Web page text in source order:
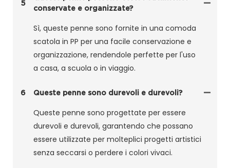
5
conservate e organizzate?
Sì, queste penne sono fornite in una comoda
scatola in PP per una facile conservazione e
organizzazione, rendendole perfette per l'uso
a casa, a scuola o in viaggio.
6 Queste penne sono durevoli e durevoli?
Queste penne sono progettate per essere
durevoli e durevoli, garantendo che possano
essere utilizzate per molteplici progetti artistici
senza seccarsi o perdere i colori vivaci.